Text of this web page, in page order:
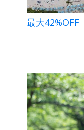
最大42%OFF